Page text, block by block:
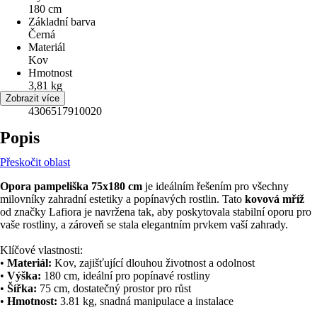
180 cm
Základní barva
Černá
Materiál
Kov
Hmotnost
3,81 kg
EAN
4306517910020
Zobrazit více
Popis
Přeskočit oblast
Opora pampeliška 75x180 cm je ideálním řešením pro všechny
milovníky zahradní estetiky a popínavých rostlin. Tato kovová mříž
od značky Lafiora je navržena tak, aby poskytovala stabilní oporu pro
vaše rostliny, a zároveň se stala elegantním prvkem vaší zahrady.
Klíčové vlastnosti:
• Materiál: Kov, zajišťující dlouhou životnost a odolnost
• Výška: 180 cm, ideální pro popínavé rostliny
• Šířka: 75 cm, dostatečný prostor pro růst
• Hmotnost: 3.81 kg, snadná manipulace a instalace